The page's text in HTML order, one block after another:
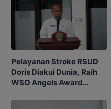
Pelayanan Stroke RSUD
Doris Diakui Dunia, Raih
WSO Angels Award